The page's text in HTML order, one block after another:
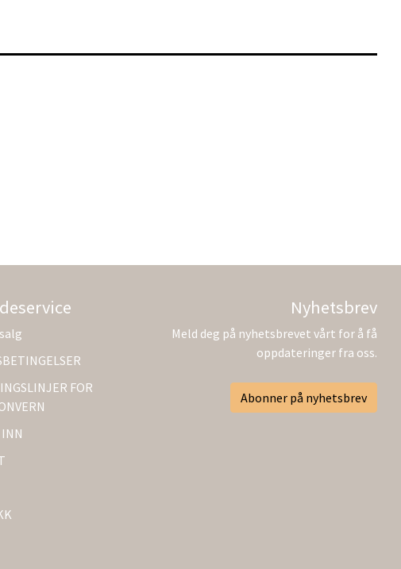
FOR
INN
Nyhetsbrev
Meld deg på nyhetsbrevet vårt for å få
oppdateringer fra oss.
Abonner på nyhetsbrev